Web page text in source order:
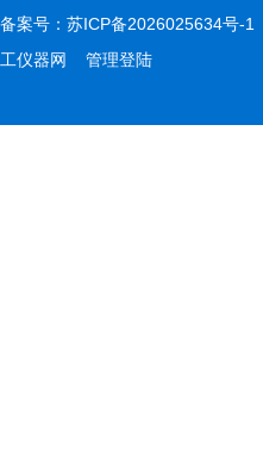
备案号： 苏ICP备2026025634号-1
工仪器网
管理登陆